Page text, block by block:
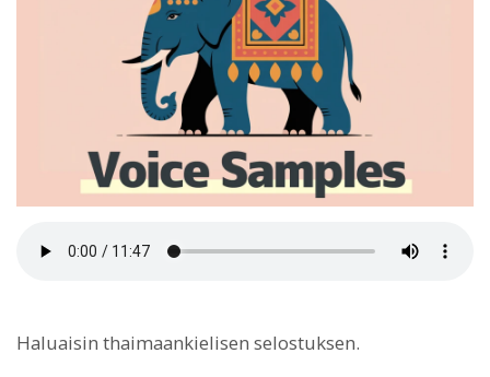
Haluaisin thaimaankielisen selostuksen.